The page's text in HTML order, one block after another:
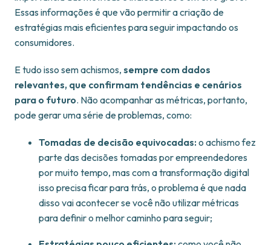
Essas informações é que vão permitir a criação de
estratégias mais eficientes para seguir impactando os
consumidores.
E tudo isso sem achismos, sempre com dados
relevantes, que confirmam tendências e cenários
para o futuro. Não acompanhar as métricas, portanto,
pode gerar uma série de problemas, como:
Tomadas de decisão equivocadas: o achismo fez
parte das decisões tomadas por empreendedores
por muito tempo, mas com a transformação digital
isso precisa ficar para trás, o problema é que nada
disso vai acontecer se você não utilizar métricas
para definir o melhor caminho para seguir;